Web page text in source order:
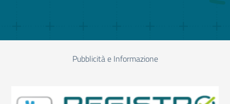
Pubblicità e Informazione